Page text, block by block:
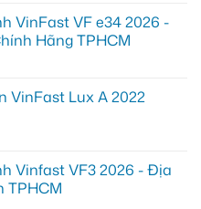
VinFast VF e34 2026 -
Hãng TPHCM
VinFast Lux A 2022
Vinfast VF3 2026 - Địa
TPHCM